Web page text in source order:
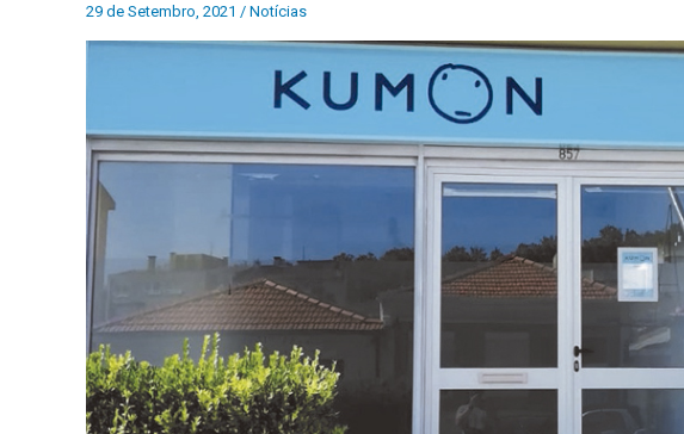
29 de Setembro, 2021 / Notícias